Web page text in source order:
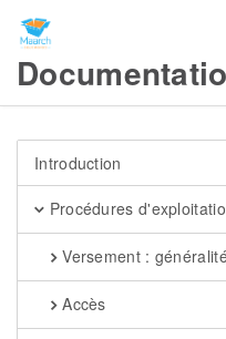
Introduction
Procédures
Versement :
Accès